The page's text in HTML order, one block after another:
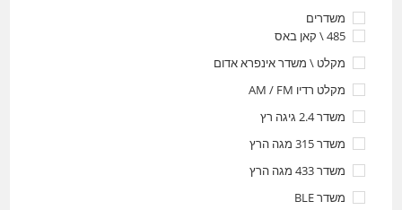
משדרים
485 \ קאן באס
מקלט \ משדר אינפרא אדום
מקלט רדיו AM / FM
משדר 2.4 גיגה רץ
משדר 315 מגה הרץ
משדר 433 מגה הרץ
משדר BLE